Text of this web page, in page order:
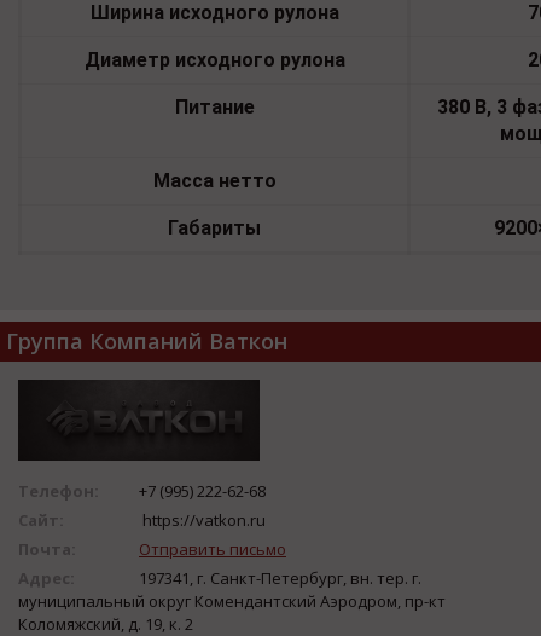
Ширина исходного рулона
Диаметр исходного рулона
Питание 380 В, 3
Масса нетто
Габариты 92
Группа Компаний Ваткон
Телефон:
+7 (995) 222-62-68
Сайт:
https://vatkon.ru
Почта:
Отправить письмо
Адрес:
197341, г. Санкт-Петербург, вн. тер. г.
муниципальный округ Комендантский Аэродром, пр-кт
Коломяжский, д. 19, к. 2